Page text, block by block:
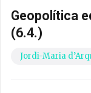
Geopolítica
(6.4.)
Jordi-Maria